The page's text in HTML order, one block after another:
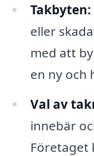
Takbyten:
eller
med att
en ny och
Val av
innebär
Företaget